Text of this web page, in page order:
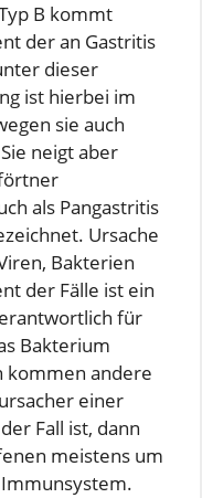
B kommt
der an Gastritis
dieser
ist hierbei im
sie auch
neigt aber
als Pangastritis
Ursache
Bakterien
der Fälle ist ein
für
Bakterium
kommen andere
einer
Fall ist, dann
meistens um